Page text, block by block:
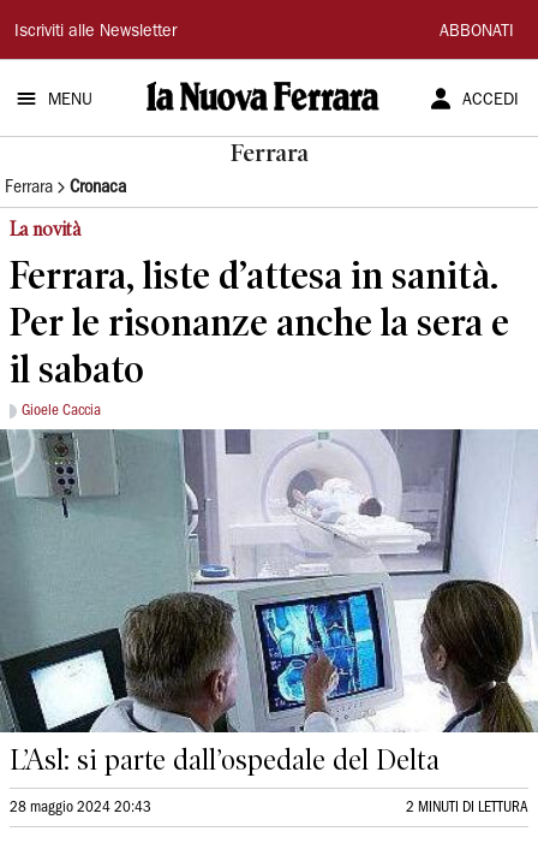
La
Nuova
Ferrara
Iscriviti alle Newsletter ABBONATI
MENU ACCEDI
Ferrara
Ferrara Cronaca
La novità
Ferrara, liste d’attesa in sanità.
Per le risonanze anche la sera e
il sabato
Gioele Caccia
L’Asl: si parte dall’ospedale del Delta
28 maggio 2024 20:43 2 MINUTI DI LETTURA